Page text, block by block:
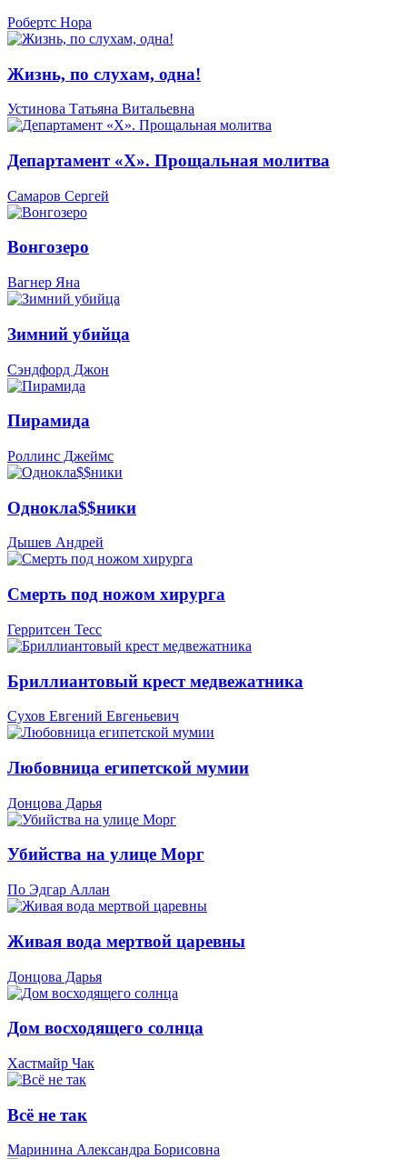
Робертс Нора
Жизнь, по слухам, одна!
Устинова Татьяна Витальевна
Департамент «Х». Прощальная молитва
Самаров Сергей
Вонгозеро
Вагнер Яна
Зимний убийца
Сэндфорд Джон
Пирамида
Роллинс Джеймс
Однокла$$ники
Дышев Андрей
Смерть под ножом хирурга
Герритсен Тесс
Бриллиантовый крест медвежатника
Сухов Евгений Евгеньевич
Любовница египетской мумии
Донцова Дарья
Убийства на улице Морг
По Эдгар Аллан
Живая вода мертвой царевны
Донцова Дарья
Дом восходящего солнца
Хастмайр Чак
Всё не так
Маринина Александра Борисовна